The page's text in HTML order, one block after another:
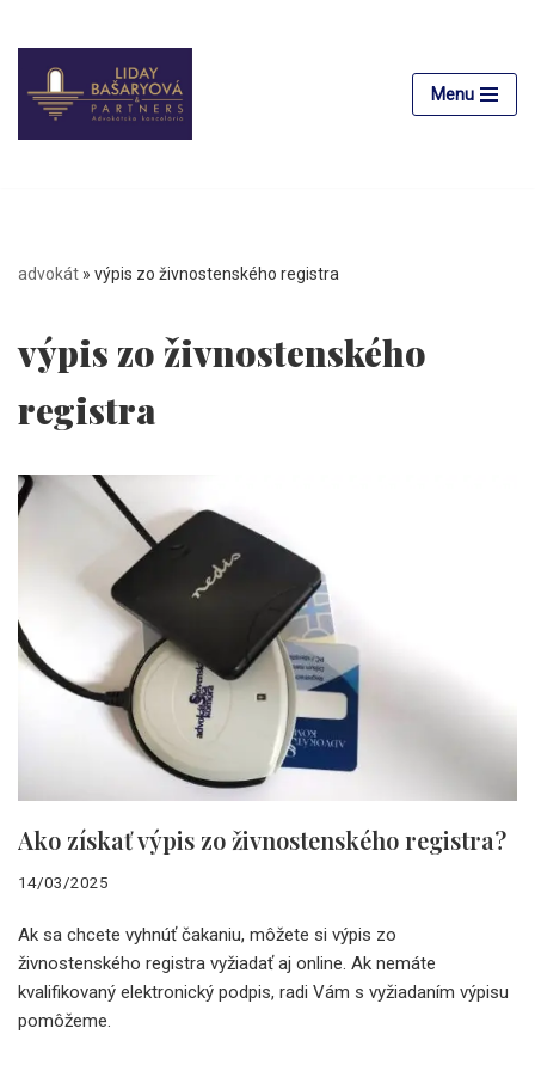
Preskočiť
na
obsah
Menu
advokát » výpis zo živnostenského registra
výpis zo živnostenského
registra
Ako získať výpis zo živnostenského registra?
14/03/2025
Ak sa chcete vyhnúť čakaniu, môžete si výpis zo
živnostenského registra vyžiadať aj online. Ak nemáte
kvalifikovaný elektronický podpis, radi Vám s vyžiadaním výpisu
pomôžeme.